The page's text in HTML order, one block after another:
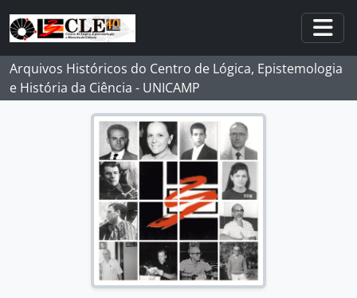
Skip to main content
Arquivos Históricos do Centro de Lógica, Epistemologia
e História da Ciência - UNICAMP